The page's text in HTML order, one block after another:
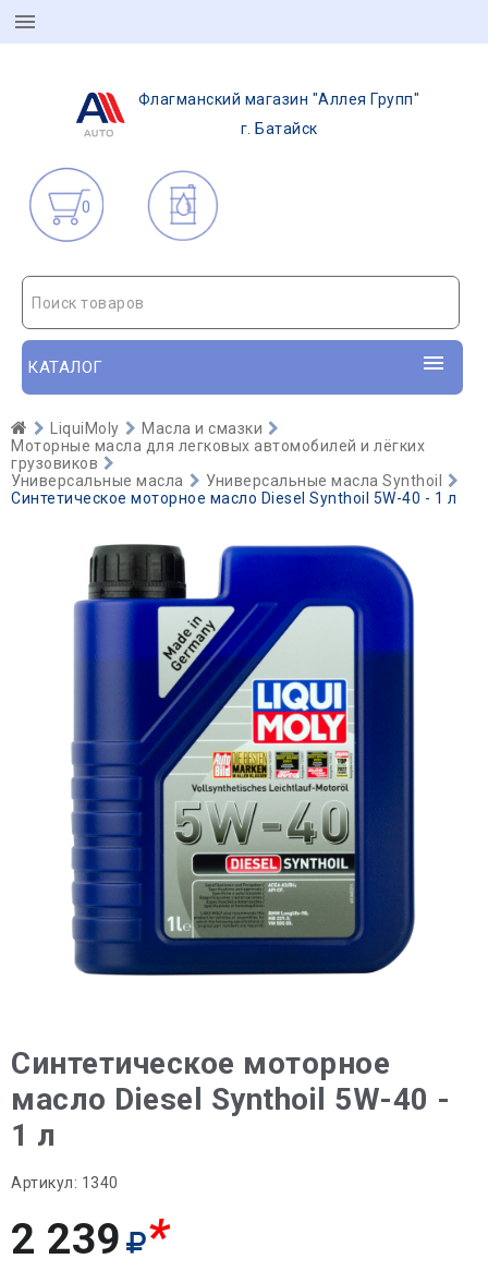
Флагманский магазин "Аллея Групп"
г. Батайск
0
Поиск товаров
КАТАЛОГ
LiquiMoly
Масла и смазки
Моторные масла для легковых автомобилей и лёгких
грузовиков
Универсальные масла
Универсальные масла Synthoil
Синтетическое моторное масло Diesel Synthoil 5W-40 - 1 л
Синтетическое моторное
масло Diesel Synthoil 5W-40 -
1 л
Артикул: 1340
2 239 *